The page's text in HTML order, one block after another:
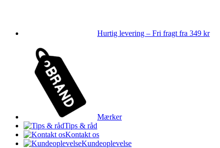
Hurtig levering – Fri fragt fra 349 kr
Mærker
Tips & råd
Kontakt os
Kundeoplevelse